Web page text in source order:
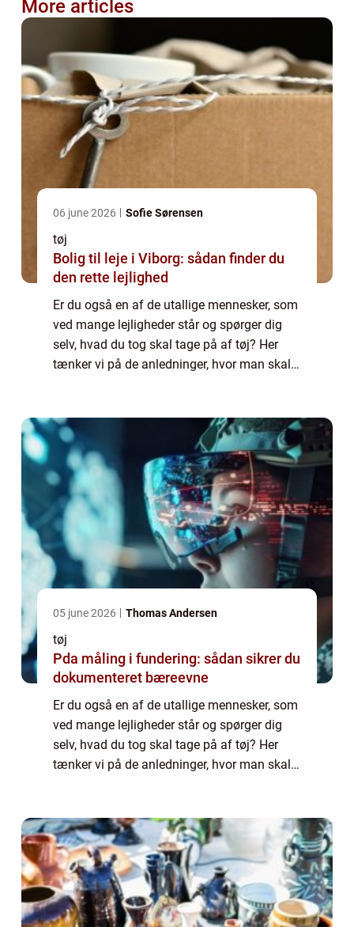
More articles
06 june 2026 Sofie Sørensen
tøj
Bolig til leje i Viborg: sådan finder du
den rette lejlighed
Er du også en af de utallige mennesker, som
ved mange lejligheder står og spørger dig
selv, hvad du tog skal tage på af tøj? Her
tænker vi på de anledninger, hvor man skal
05 june 2026 Thomas Andersen
tøj
Pda måling i fundering: sådan sikrer du
dokumenteret bæreevne
Er du også en af de utallige mennesker, som
ved mange lejligheder står og spørger dig
selv, hvad du tog skal tage på af tøj? Her
tænker vi på de anledninger, hvor man skal